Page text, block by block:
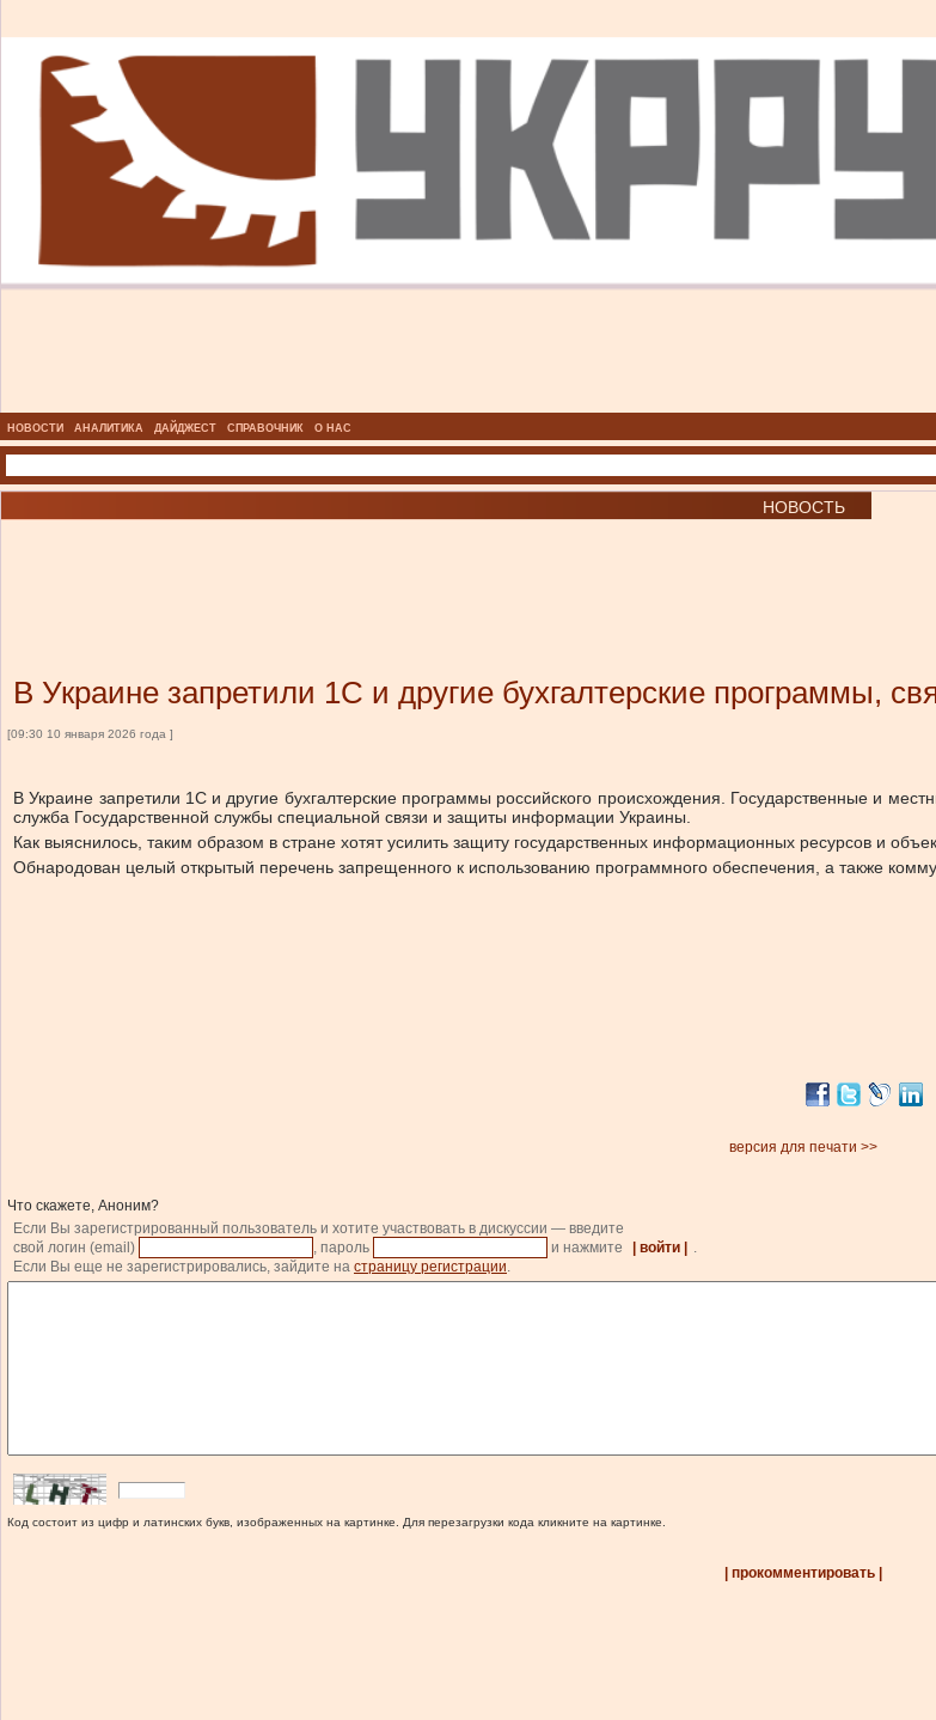
НОВОСТИ АНАЛИТИКА ДАЙДЖЕСТ СПРАВОЧНИК О НАС
НОВОСТЬ
В Украине запретили 1С и другие бухгалтерские программы,
[09:30 10 января 2026 года ]
В Украине запретили 1С и другие бухгалтерские программы российского происхождения. Государственные и
служба Государственной службы специальной связи и защиты информации Украины.
Как выяснилось, таким образом в стране хотят усилить защиту государственных информационных ресурсов и
Обнародован целый открытый перечень запрещенного к использованию программного обеспечения, а также
версия для печати >>
Что скажете, Аноним?
Если Вы зарегистрированный пользователь и хотите участвовать в дискуссии — введите
свой логин (email)
, пароль и нажмите | войти |
.
Если Вы еще не зарегистрировались, зайдите на страницу регистрации.
Код состоит из цифр и латинских букв, изображенных на картинке. Для перезагрузки кода кликните на картинке.
| прокомментировать |